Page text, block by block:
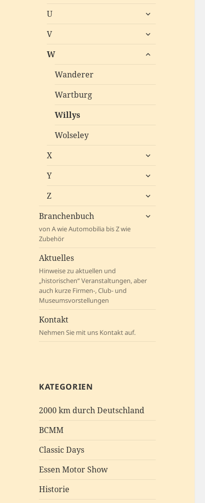
U
untermenü
V
untermenü
W
untermenü
Wanderer
Wartburg
Willys
Wolseley
X
untermenü
Y
untermenü
Z
untermenü
Branchenbuch
von A wie Automobilia bis Z wie
Zubehör
untermenü
Aktuelles
Hinweise zu aktuellen und
„historischen“ Veranstaltungen, aber
auch kurze Firmen-, Club- und
Museumsvorstellungen
Kontakt
Nehmen Sie mit uns Kontakt auf.
KATEGORIEN
2000 km durch Deutschland
BCMM
Classic Days
Essen Motor Show
Historie